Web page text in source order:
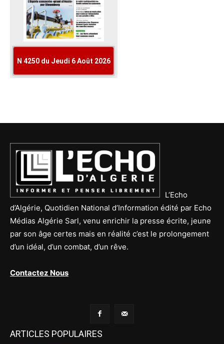
L’Echo
d’Algérie, Quotidien National d’Information édité par Echo
Médias Algérie Sarl, venu enrichir la presse écrite, jeune
par son âge certes mais en réalité c’est le prolongement
d’un idéal, d’un combat, d’un rêve.
Contactez Nous
ARTICLES POPULAIRES